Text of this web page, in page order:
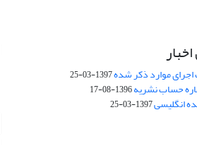
موارد ذکر شده1397-03-25
حساب نشریه1396-08-17
انگلیسی1397-03-25